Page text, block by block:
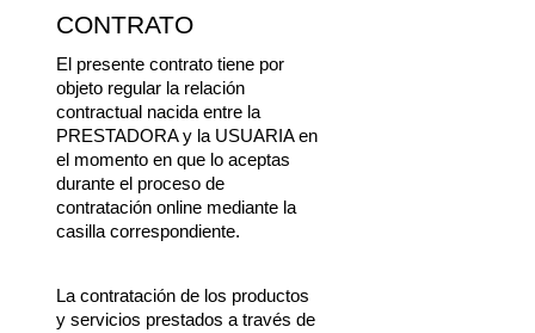
CONTRATO
El presente contrato tiene por
objeto regular la relación
contractual nacida entre la
PRESTADORA y la USUARIA en
el momento en que lo aceptas
durante el proceso de
contratación online mediante la
casilla correspondiente.
La contratación de los productos
y servicios prestados a través de